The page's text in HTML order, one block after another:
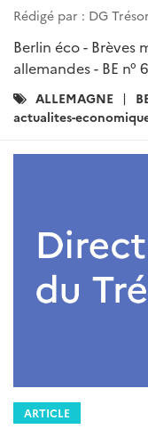
Rédigé par : DG Trésor
Berlin éco - Brèves
allemandes - BE n°
Catégories
:
ALLEMAGNE
actualites-
ARTICLE